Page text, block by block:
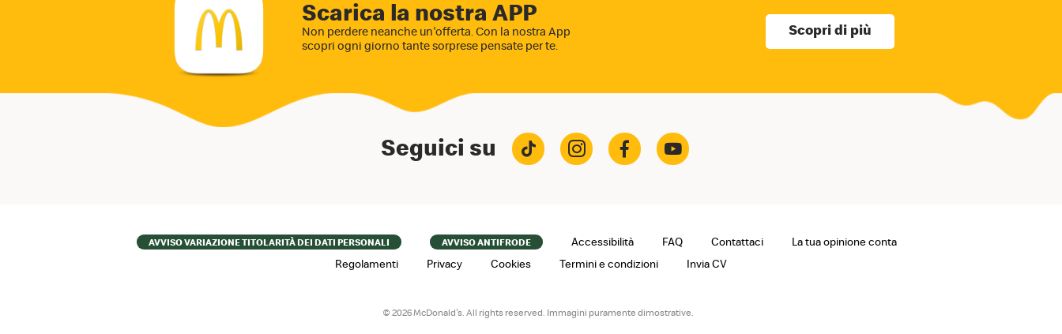
Scarica la nostra APP
Non perdere neanche un'offerta. Con la nostra App
scopri ogni giorno tante sorprese pensate per te.
Scopri di più
Seguici su
FooterAVVISO VARIAZIONE TITOLARITÀ DEI DATI PERSONALI AVVISO ANTIFRODE Accessibilità FAQ Contattaci
La tua opinione conta
Regolamenti
Privacy Cookies Termini e condizioni Invia CV
© 2026 McDonald's. All rights reserved. Immagini puramente dimostrative.